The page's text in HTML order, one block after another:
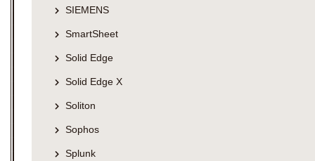
SIEMENS
SmartSheet
Solid Edge
Solid Edge X
Soliton
Sophos
Splunk